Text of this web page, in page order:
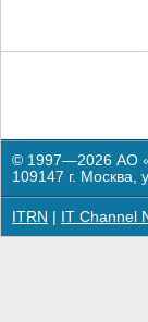
© 1997—2026 АО
109147 г. Москва,
ITRN IT Channel